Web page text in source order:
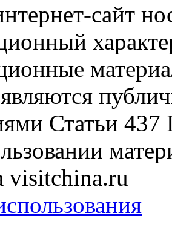
сайт
Статьи 437
visitchina.ru